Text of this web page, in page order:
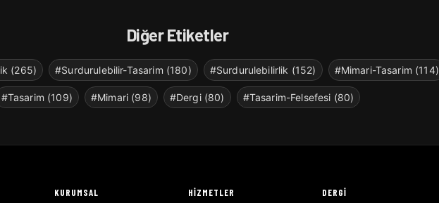
Diğer Etiketler
(265) #Surdurulebilir-Tasarim (180) #Surdurulebilirlik (152) #Mimari-Tasarim (114)
#Tasarim (109) #Mimari (98) #Dergi (80) #Tasarim-Felsefesi (80)
KURUMSAL HIZMETLER DERGI